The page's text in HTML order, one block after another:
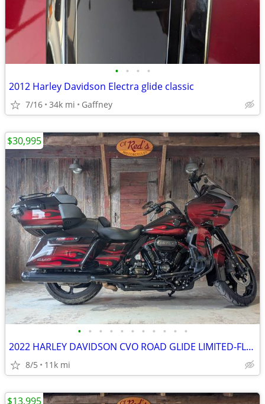
• • • •
2012 Harley Davidson Electra glide classic
7/16 34k mi Gaffney
• • • • • • • • • • •
2022 HARLEY DAVIDSON CVO ROAD GLIDE LIMITED-FLTRKSE
8/5 11k mi
$30,995
$13,995